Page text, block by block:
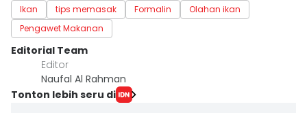
Ikan tips memasak Formalin
Olahan ikan
Pengawet Makanan
Editorial Team
Editor
Naufal Al Rahman
Tonton lebih seru di